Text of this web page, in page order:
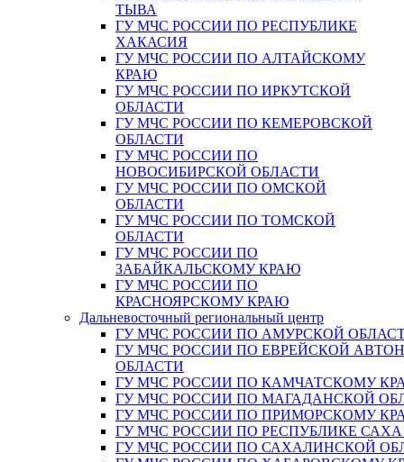
ТЫВА
ГУ МЧС РОССИИ ПО РЕСПУБЛИКЕ
ХАКАСИЯ
ГУ МЧС РОССИИ ПО АЛТАЙСКОМУ
КРАЮ
ГУ МЧС РОССИИ ПО ИРКУТСКОЙ
ОБЛАСТИ
ГУ МЧС РОССИИ ПО КЕМЕРОВСКОЙ
ОБЛАСТИ
ГУ МЧС РОССИИ ПО
НОВОСИБИРСКОЙ ОБЛАСТИ
ГУ МЧС РОССИИ ПО ОМСКОЙ
ОБЛАСТИ
ГУ МЧС РОССИИ ПО ТОМСКОЙ
ОБЛАСТИ
ГУ МЧС РОССИИ ПО
ЗАБАЙКАЛЬСКОМУ КРАЮ
ГУ МЧС РОССИИ ПО
КРАСНОЯРСКОМУ КРАЮ
Дальневосточный региональный центр
ГУ МЧС РОССИИ ПО АМУРСКОЙ
ГУ МЧС РОССИИ ПО ЕВРЕЙСКОЙ
ОБЛАСТИ
ГУ МЧС РОССИИ ПО КАМЧАТСКОМУ
ГУ МЧС РОССИИ ПО МАГАДАНСКОЙ
ГУ МЧС РОССИИ ПО ПРИМОРСКОМУ
ГУ МЧС РОССИИ ПО РЕСПУБЛИКЕ
ГУ МЧС РОССИИ ПО САХАЛИНСКОЙ